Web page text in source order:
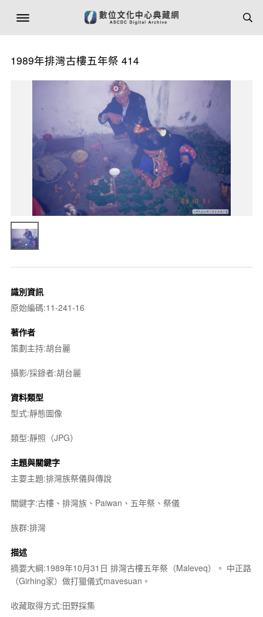
1989年排灣古樓五年祭 414
識別資訊
原始編碼:11-241-16
著作者
策劃主持:胡台麗
攝影/採錄者:胡台麗
資料類型
型式:靜態圖像
類型:靜照（JPG）
主題與關鍵字
主要主題:排灣族祭儀與傳說
關鍵字:古樓、排灣族、Paiwan、五年祭、祭儀
族群:排灣
描述
摘要大綱:1989年10月31日 排灣古樓五年祭（Maleveq）。 中正路
（Girhing家）做打獵儀式mavesuan。
收藏取得方式:田野採集